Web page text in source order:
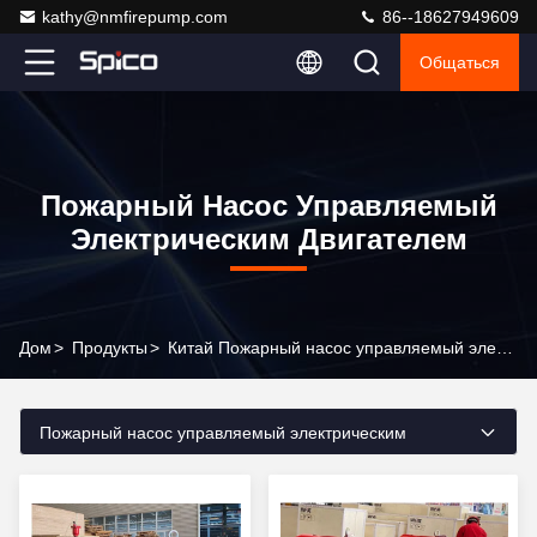
kathy@nmfirepump.com 86--18627949609
Общаться
Пожарный Насос Управляемый
Электрическим Двигателем
Дом> Продукты>
Пожарный насос управляемый электрическим